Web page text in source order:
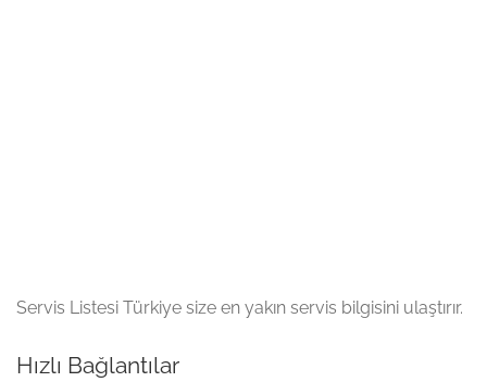
Servis Listesi Türkiye size en yakın servis bilgisini ulaştırır.
Hızlı Bağlantılar